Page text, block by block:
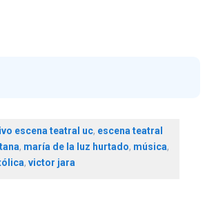
escena teatral uc, escena teatral
, maría de la luz hurtado, música,
, victor jara